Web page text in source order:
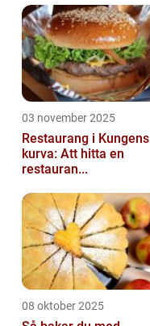
03 november 2025
Restaurang i Kungens
kurva: Att hitta en
restauran...
08 oktober 2025